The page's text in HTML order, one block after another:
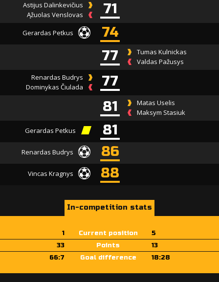
Astijus Dalinkevičius
Ąžuolas Venslovas
71
Gerardas Petkus
74
77
Tumas Kulnickas
Valdas Pažusys
Renardas Budrys
Dominykas Čiulada
77
81
Matas Uselis
Maksym Stasiuk
Gerardas Petkus 81
Renardas Budrys 86
Vincas Kragnys 88
In-competition stats
1 Current position
5
33
Points
13
66:7
Goal difference 18:28